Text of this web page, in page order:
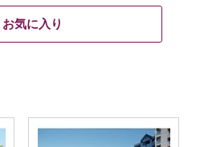
お気に入り